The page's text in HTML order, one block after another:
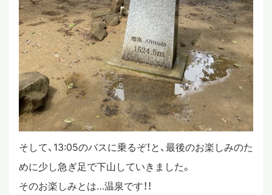
そして、13:05のバスに乗るぞ！と、最後のお楽しみのた
めに少し急ぎ足で下山していきました。
そのお楽しみとは…温泉です！！